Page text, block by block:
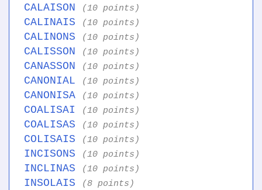
CALAISON (10 points)
CALINAIS (10 points)
CALINONS (10 points)
CALISSON (10 points)
CANASSON (10 points)
CANONIAL (10 points)
CANONISA (10 points)
COALISAI (10 points)
COALISAS (10 points)
COLISAIS (10 points)
INCISONS (10 points)
INCLINAS (10 points)
INSOLAIS (8 points)